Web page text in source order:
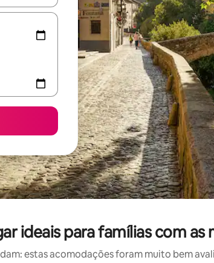
ideais para famílias com
estas acomodações foram muito bem